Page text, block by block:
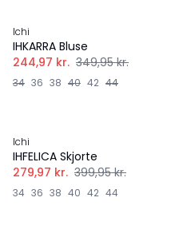
Ichi
IHKARRA Bluse
244,97 kr. 349,95 kr.
34 36 38 40 42 44
Ichi
IHFELICA Skjorte
279,97 kr. 399,95 kr.
34 36 38 40 42 44